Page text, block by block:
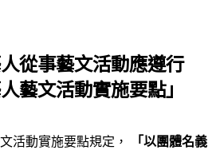
從事藝文活動應遵行
藝文活動實施要點」
活動實施要點規定，
「以團體名義